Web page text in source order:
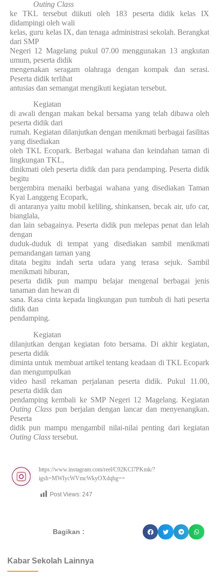
Outing Class
ke TKL tersebut diikuti oleh 183 peserta didik kelas IX
didampingi oleh wali
kelas, guru kelas IX, dan tenaga administrasi sekolah. Berangkat
dari SMP
Negeri 12 Magelang pukul 07.00 menggunakan 13 angkutan
umum, peserta didik
mengenakan seragam olahraga dengan kompak dan serasi.
Peserta didik terlihat
antusias dan semangat mengikuti kegiatan tersebut.
Kegiatan
di awali dengan makan bekal bersama yang telah dibawa oleh
peserta didik dari
rumah. Kegiatan dilanjutkan dengan menikmati berbagai fasilitas
yang disediakan
oleh TKL Ecopark. Berbagai wahana dan keindahan taman di
lingkungan TKL,
dinikmati oleh peserta didik dan para pendamping. Peserta didik
begitu
bergembira menaiki berbagai wahana yang disediakan Taman
Kyai Langgeng Ecopark,
di antaranya yaitu mobil keliling, shinkansen, becak air, ufo car,
bianglala,
dan lain sebagainya. Peserta didik pun melepas penat dan lelah
dengan
duduk-duduk di tempat yang disediakan sambil menikmati
pemandangan taman yang
ditata begitu indah serta udara yang terasa sejuk. Sambil
menikmati hiburan,
peserta didik pun mampu belajar mengenal berbagai jenis
tanaman dan hewan di
sana. Rasa cinta kepada lingkungan pun tumbuh di hati peserta
didik dan
pendamping.
Kegiatan
dilanjutkan dengan kegiatan foto bersama. Di akhir kegiatan,
peserta didik
diminta untuk membuat artikel tentang keadaan di TKL Ecopark
dan mengumpulkan
video hasil rekaman perjalanan peserta didik. Pukul 11.00,
peserta didik dan
pendamping kembali ke SMP Negeri 12 Magelang. Kegiatan
Outing Classpun berjalan dengan lancar dan menyenangkan.
Peserta
didik pun mampu mengambil nilai-nilai penting dari kegiatan
Outing Class tersebut.
https://www.instagram.com/reel/C92KCl7PKmk/?
igsh=MWIycWVmcWkyOXdqbg==
Post Views: 247
Bagikan :
Kabar Sekolah Lainnya